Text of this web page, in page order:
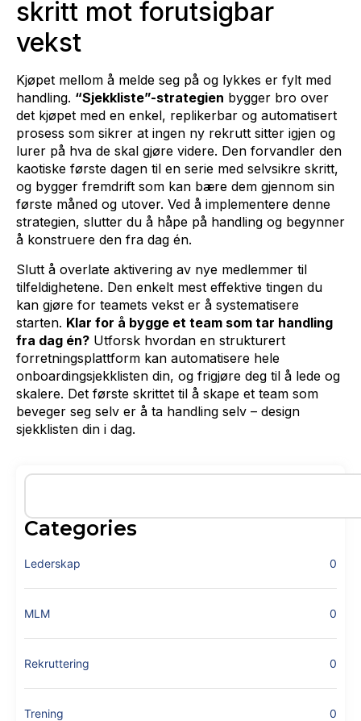
Categories
Lederskap 0
MLM 0
Rekruttering 0
Trening 0
skritt mot forutsigbar
vekst
Kjøpet mellom å melde seg på og lykkes er fylt med
handling. “Sjekkliste”-strategien bygger bro over
det kjøpet med en enkel, replikerbar og automatisert
prosess som sikrer at ingen ny rekrutt sitter igjen og
lurer på hva de skal gjøre videre. Den forvandler den
kaotiske første dagen til en serie med selvsikre skritt,
og bygger fremdrift som kan bære dem gjennom sin
første måned og utover. Ved å implementere denne
strategien, slutter du å håpe på handling og begynner
å konstruere den fra dag én.
Slutt å overlate aktivering av nye medlemmer til
tilfeldighetene. Den enkelt mest effektive tingen du
kan gjøre for teamets vekst er å systematisere
starten. Klar for å bygge et team som tar handling
fra dag én? Utforsk hvordan en strukturert
forretningsplattform kan automatisere hele
onboardingsjekklisten din, og frigjøre deg til å lede og
skalere. Det første skrittet til å skape et team som
beveger seg selv er å ta handling selv – design
sjekklisten din i dag.